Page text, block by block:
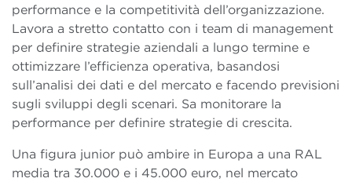
performance e la competitività dell’organizzazione.
Lavora a stretto contatto con i team di management
per definire strategie aziendali a lungo termine e
ottimizzare l’efficienza operativa, basandosi
sull’analisi dei dati e del mercato e facendo previsioni
sugli sviluppi degli scenari. Sa monitorare la
performance per definire strategie di crescita.
Una figura junior può ambire in Europa a una RAL
media tra 30.000 e i 45.000 euro, nel mercato